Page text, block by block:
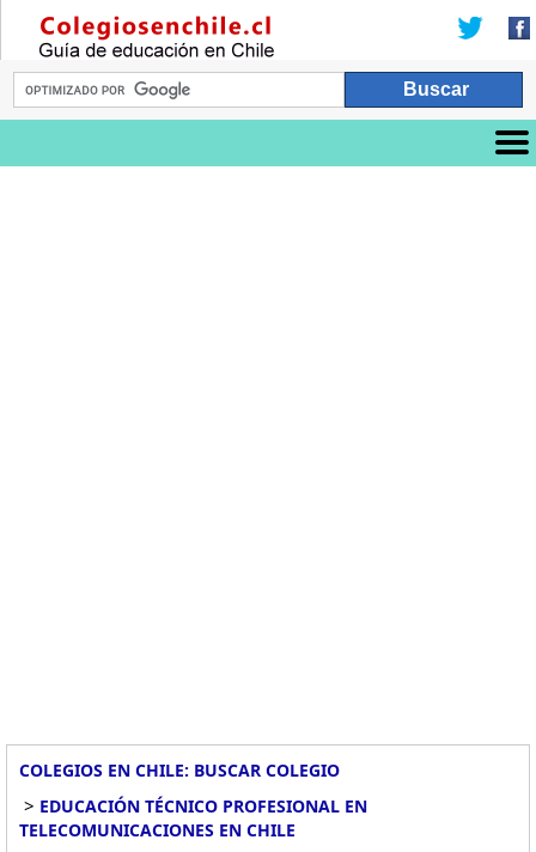
COLEGIOS EN CHILE: BUSCAR COLEGIO
> EDUCACIÓN TÉCNICO PROFESIONAL EN
TELECOMUNICACIONES EN CHILE